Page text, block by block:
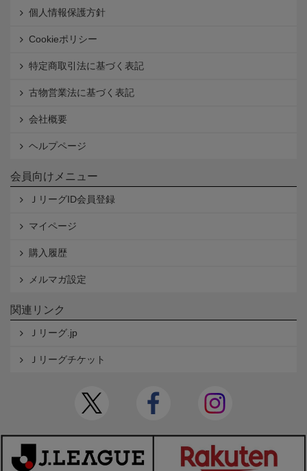
個人情報保護方針
Cookieポリシー
特定商取引法に基づく表記
古物営業法に基づく表記
会社概要
ヘルプページ
会員向けメニュー
ＪリーグID会員登録
マイページ
購入履歴
メルマガ設定
関連リンク
Ｊリーグ.jp
Ｊリーグチケット